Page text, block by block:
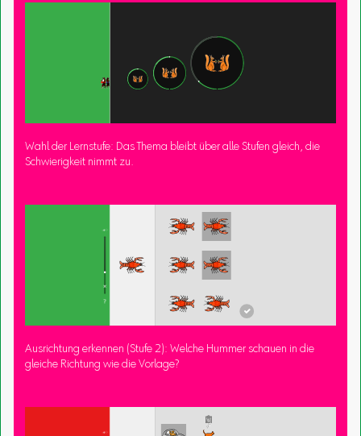
Wahl der Lernstufe: Das Thema bleibt über alle Stufen gleich, die
Schwierigkeit nimmt zu.
Ausrichtung erkennen (Stufe 2): Welche Hummer schauen in die
gleiche Richtung wie die Vorlage?